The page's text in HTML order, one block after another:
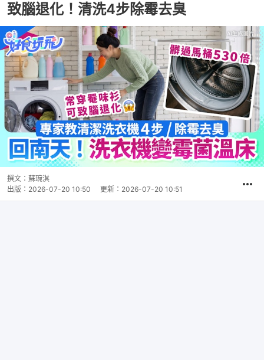
致腦退化！清洗4步除霉去臭
撰文： 蘇琬淇
出版： 2026-07-20 10:50 更新： 2026-07-20 10:51